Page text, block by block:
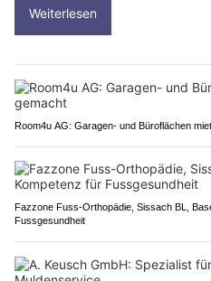
Weiterlesen
Room4u AG: Garagen- und Büroflächen
Fazzone Fuss-Orthopädie, Sissach BL,
Fussgesundheit